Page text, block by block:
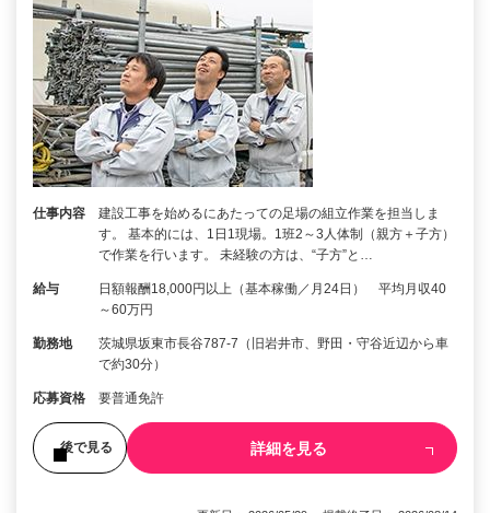
仕事内容
建設工事を始めるにあたっての足場の組立作業を担当しま
す。 基本的には、1日1現場。1班2～3人体制（親方＋子方）
で作業を行います。 未経験の方は、“子方”と…
給与
日額報酬18,000円以上（基本稼働／月24日） 平均月収40
～60万円
勤務地
茨城県坂東市長谷787-7（旧岩井市、野田・守谷近辺から車
で約30分）
応募資格 要普通免許
後で見る 詳細を見る